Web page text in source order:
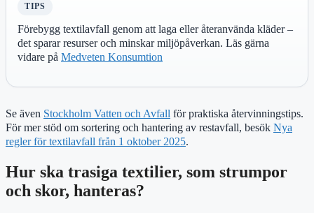
TIPS
Förebygg textilavfall genom att laga eller återanvända kläder –
det sparar resurser och minskar miljöpåverkan. Läs gärna
vidare på Medveten Konsumtion
Se även Stockholm Vatten och Avfall för praktiska återvinningstips.
För mer stöd om sortering och hantering av restavfall, besök Nya
regler för textilavfall från 1 oktober 2025.
Hur ska trasiga textilier, som strumpor
och skor, hanteras?